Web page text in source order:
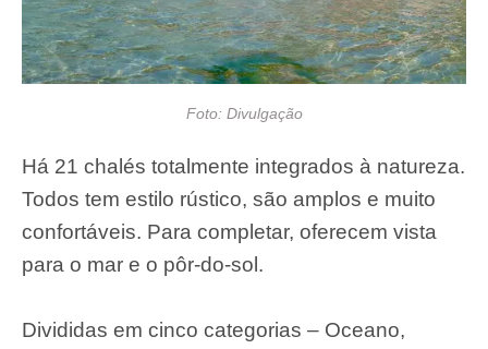
Foto: Divulgação
Há 21 chalés totalmente integrados à natureza.
Todos tem estilo rústico, são amplos e muito
confortáveis. Para completar, oferecem vista
para o mar e o pôr-do-sol.
Divididas em cinco categorias – Oceano,